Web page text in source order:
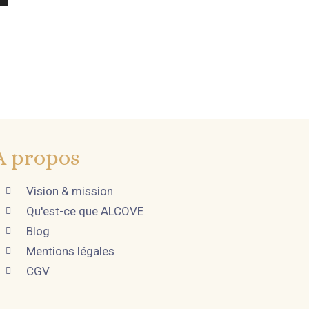
propos
Vision & mission
Qu'est-ce que ALCOVE
Blog
Mentions légales
CGV